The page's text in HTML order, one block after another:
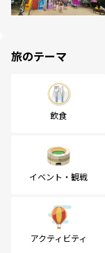
旅のテーマ
飲食
イベント・観戦
アクティビティ